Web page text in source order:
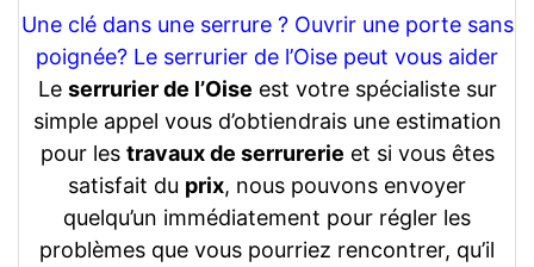
Une clé dans une serrure ? Ouvrir une porte sans
poignée? Le serrurier de l’Oise peut vous aider
Le serrurier de l’Oise est votre spécialiste sur
simple appel vous d’obtiendrais une estimation
pour les travaux de serrurerie et si vous êtes
satisfait du prix, nous pouvons envoyer
quelqu’un immédiatement pour régler les
problèmes que vous pourriez rencontrer, qu’il